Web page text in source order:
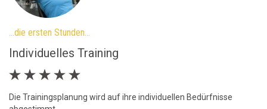
…die ersten Stunden…
Individuelles Training
    
Die Trainingsplanung wird auf ihre individuellen Bedürfnisse